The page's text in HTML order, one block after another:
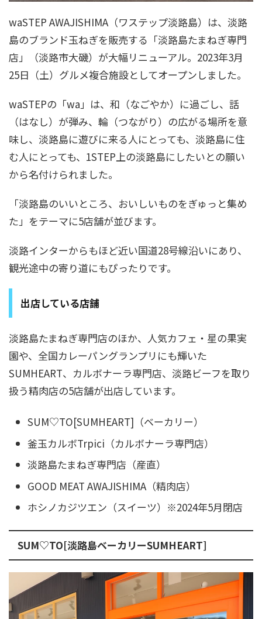
waSTEP AWAJISHIMA（ワステップ淡路島）は、淡路
島のブランド玉ねぎを販売する「淡路島たまねぎ専門
店」（淡路市大磯）が大幅リニューアル。2023年3月
25日（土）グルメ複合施設としてオープンしました。
waSTEPの「wa」は、和（なごやか）に過ごし、話
（はなし）が弾み、輪（つながり）の広がる場所を意
味し、淡路島に遊びに来る人にとっても、淡路島に住
む人にとっても、1STEP上の淡路島にしたいとの願い
から名付けられました。
「淡路島のいいところ、おいしいものをぎゅっと集め
た」をテーマに5店舗が並びます。
淡路インターからもほど近い国道28号線沿いにあり、
観光途中の寄り道にもぴったりです。
出店している店舗
淡路島たまねぎ専門店のほか、人気カフェ・星の果実
園や、全国カレーパングランプリにも輝いた
SUMHEART、カルボナーラ専門店、淡路ビーフを取り
扱う精肉店の5店舗が出店しています。
SUM♡TO[SUMHEART]（ベーカリー）
釜玉カルボTrpici（カルボナーラ専門店）
淡路島たまねぎ専門店（産直）
GOOD MEAT AWAJISHIMA（精肉店）
ホシノカジツエン（スイーツ）※2024年5月閉店
SUM♡TO[淡路島ベーカリーSUMHEART]